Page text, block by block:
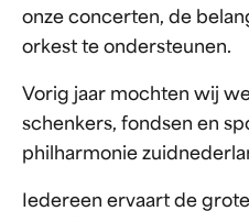
onze concerten, de
orkest te ondersteunen.
Vorig jaar mochten wij
schenkers, fondsen en
philharmonie
Iedereen ervaart de